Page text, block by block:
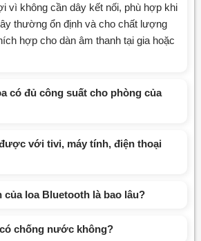
vì không cần dây kết nối, phù hợp khi
thường ổn định và cho chất lượng
hợp cho dàn âm thanh tại gia hoặc
có đủ công suất cho phòng của
với tivi, máy tính, điện thoại
loa Bluetooth là bao lâu?
chống nước không?